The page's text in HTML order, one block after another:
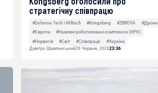
стратегічну співпрацю
#Defense Tech і Miltech #Kongsberg #ZBROYA
#Дрони
#Європа
#Наземні роботизовані комплекси (НРК)
#Норвегія
#Світ #Співпраця
#Україна
Дмитро Шумлянський26 Червня, 202623:36